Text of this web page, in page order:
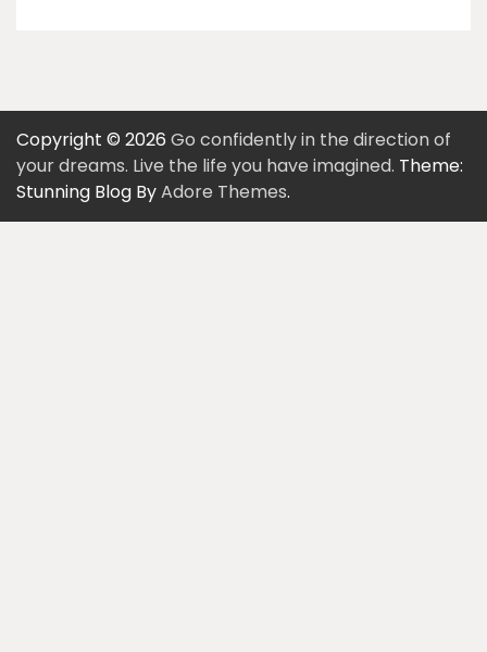
Copyright © 2026 Go confidently in the direction of
your dreams. Live the life you have imagined. Theme:
Stunning Blog ByAdore Themes.